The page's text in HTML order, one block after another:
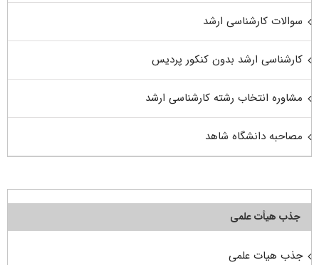
سوالات کارشناسی ارشد
کارشناسی ارشد بدون کنکور پردیس
مشاوره انتخاب رشته کارشناسی ارشد
مصاحبه دانشگاه شاهد
جذب هیأت علمی
جذب هیات علمی